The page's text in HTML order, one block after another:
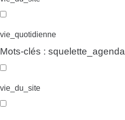
vie_quotidienne
Mots-clés : squelette_agenda
vie_du_site